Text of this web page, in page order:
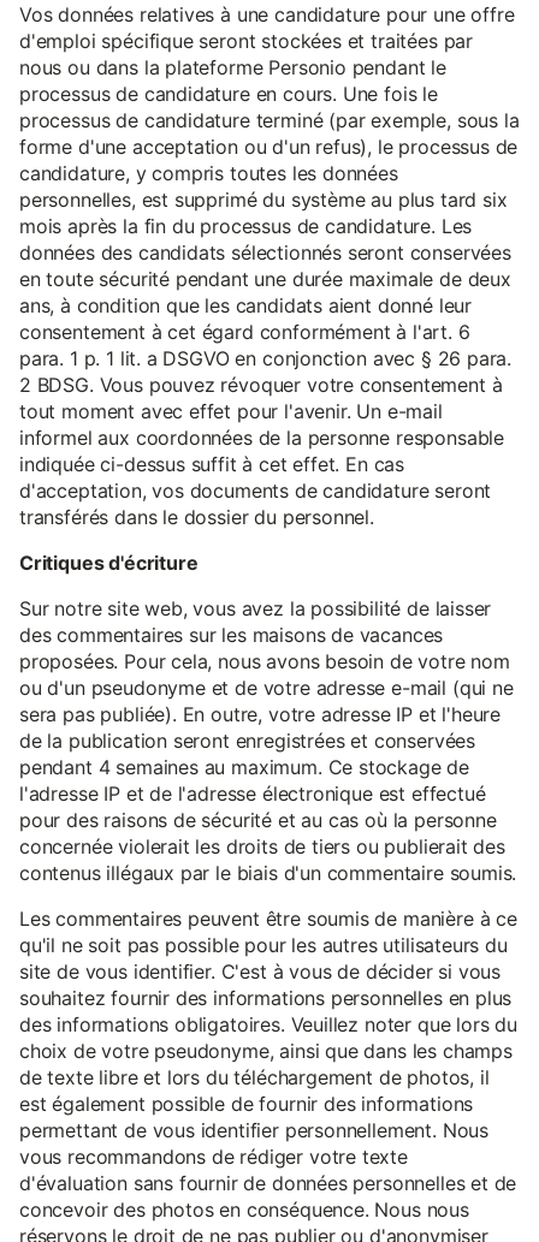
Vos données relatives à une candidature pour une offre
d'emploi spécifique seront stockées et traitées par
nous ou dans la plateforme Personio pendant le
processus de candidature en cours. Une fois le
processus de candidature terminé (par exemple, sous la
forme d'une acceptation ou d'un refus), le processus de
candidature, y compris toutes les données
personnelles, est supprimé du système au plus tard six
mois après la fin du processus de candidature. Les
données des candidats sélectionnés seront conservées
en toute sécurité pendant une durée maximale de deux
ans, à condition que les candidats aient donné leur
consentement à cet égard conformément à l'art. 6
para. 1 p. 1 lit. a DSGVO en conjonction avec § 26 para.
2 BDSG. Vous pouvez révoquer votre consentement à
tout moment avec effet pour l'avenir. Un e-mail
informel aux coordonnées de la personne responsable
indiquée ci-dessus suffit à cet effet. En cas
d'acceptation, vos documents de candidature seront
transférés dans le dossier du personnel.
Critiques d'écriture
Sur notre site web, vous avez la possibilité de laisser
des commentaires sur les maisons de vacances
proposées. Pour cela, nous avons besoin de votre nom
ou d'un pseudonyme et de votre adresse e-mail (qui ne
sera pas publiée). En outre, votre adresse IP et l'heure
de la publication seront enregistrées et conservées
pendant 4 semaines au maximum. Ce stockage de
l'adresse IP et de l'adresse électronique est effectué
pour des raisons de sécurité et au cas où la personne
concernée violerait les droits de tiers ou publierait des
contenus illégaux par le biais d'un commentaire soumis.
Les commentaires peuvent être soumis de manière à ce
qu'il ne soit pas possible pour les autres utilisateurs du
site de vous identifier. C'est à vous de décider si vous
souhaitez fournir des informations personnelles en plus
des informations obligatoires. Veuillez noter que lors du
choix de votre pseudonyme, ainsi que dans les champs
de texte libre et lors du téléchargement de photos, il
est également possible de fournir des informations
permettant de vous identifier personnellement. Nous
vous recommandons de rédiger votre texte
d'évaluation sans fournir de données personnelles et de
concevoir des photos en conséquence. Nous nous
réservons le droit de ne pas publier ou d'anonymiser